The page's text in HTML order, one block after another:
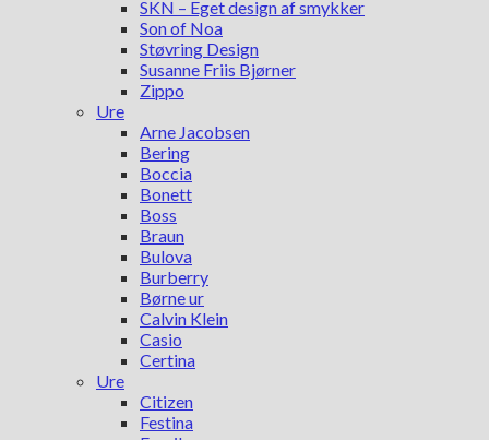
SKN – Eget design af smykker
Son of Noa
Støvring Design
Susanne Friis Bjørner
Zippo
Ure
Arne Jacobsen
Bering
Boccia
Bonett
Boss
Braun
Bulova
Burberry
Børne ur
Calvin Klein
Casio
Certina
Ure
Citizen
Festina